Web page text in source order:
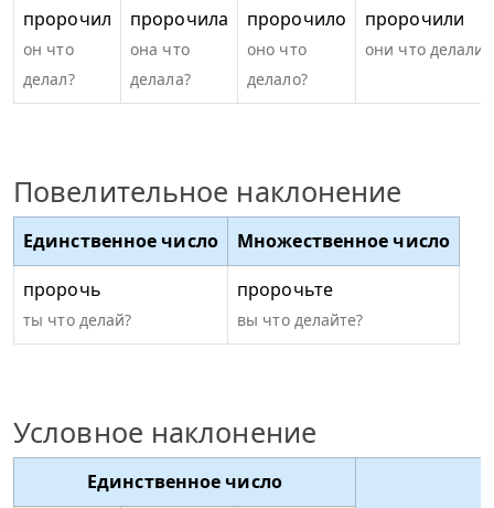
пророчил
он что
делал?
пророчила
она что
делала?
пророчило
оно что
делало?
пророчили
они что делали?
Повелительное наклонение
Единственное число
Множественное число
пророчь
ты что делай?
пророчьте
вы что делайте?
Условное наклонение
Единственное число